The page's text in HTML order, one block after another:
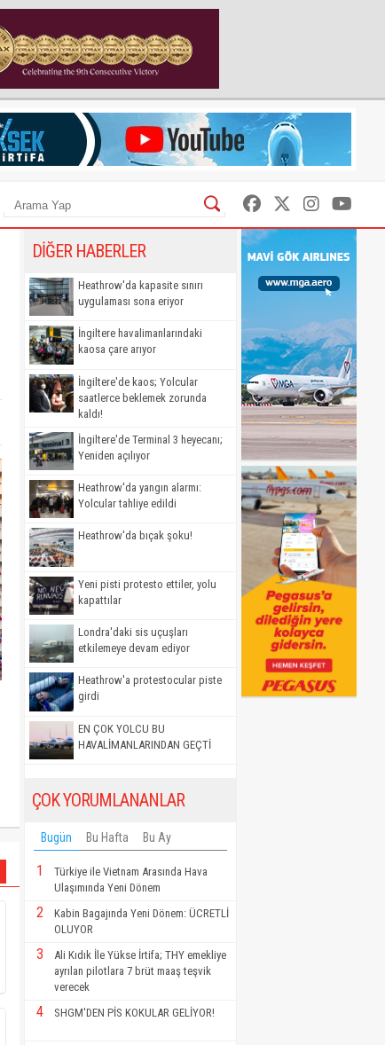
DİĞER HABERLER
Heathrow'da kapasite sınırı
uygulaması sona eriyor
İngiltere havalimanlarındaki
kaosa çare arıyor
İngiltere'de kaos; Yolcular
saatlerce beklemek zorunda
kaldı!
İngiltere'de Terminal 3 heyecanı;
Yeniden açılıyor
Heathrow'da yangın alarmı:
Yolcular tahliye edildi
Heathrow'da bıçak şoku!
Yeni pisti protesto ettiler, yolu
kapattılar
Londra'daki sis uçuşları
etkilemeye devam ediyor
Heathrow'a protestocular piste
girdi
EN ÇOK YOLCU BU
HAVALİMANLARINDAN GEÇTİ
ÇOK YORUMLANANLAR
Bugün Bu Hafta Bu Ay
1
Türkiye ile Vietnam Arasında Hava
Ulaşımında Yeni Dönem
2
Kabin Bagajında Yeni Dönem: ÜCRETLİ
OLUYOR
3
Ali Kıdık İle Yükse İrtifa; THY emekliye
ayrılan pilotlara 7 brüt maaş teşvik
verecek
4 SHGM'DEN PİS KOKULAR GELİYOR!